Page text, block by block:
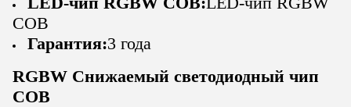
COB
Гарантия:3 года
RGBW Снижаемый светодиодный чип
COB